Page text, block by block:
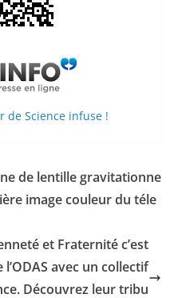
de Science infuse !
de lentille gravitationne
image couleur du téle
et Fraternité c’est
avec un collectif
Découvrez leur tribu